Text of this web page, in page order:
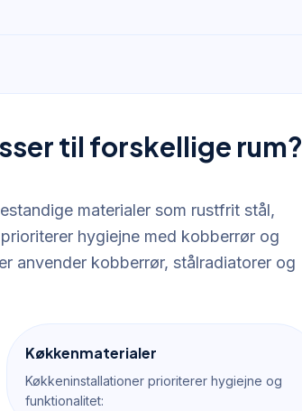
til forskellige rum?
materialer som rustfrit stål,
hygiejne med kobberrør og
anvender kobberrør, stålradiatorer og
Køkkenmaterialer
Køkkeninstallationer prioriterer hygiejne og
funktionalitet: